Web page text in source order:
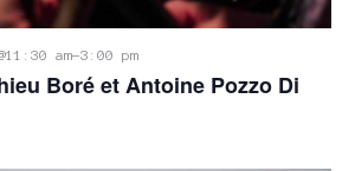
am-3:00 pm
Boré et Antoine Pozzo Di